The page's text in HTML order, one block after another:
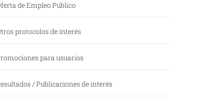
de Empleo Público
protocolos de interés
para usuarios
/ Publicaciones de interés